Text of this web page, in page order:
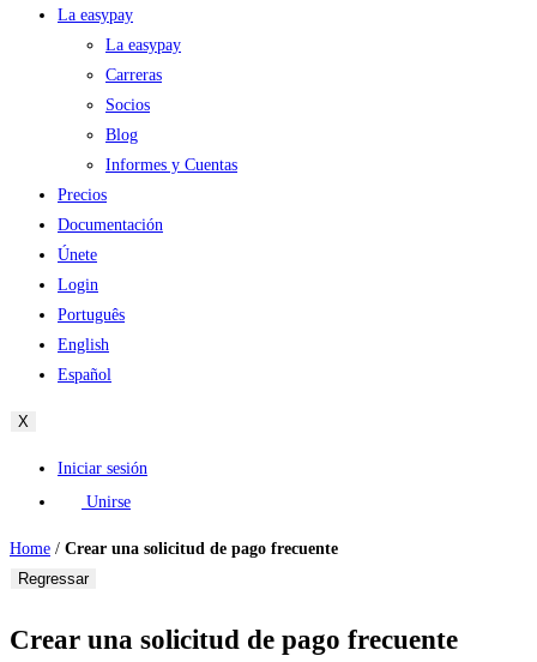
La easypay
La easypay
Carreras
Socios
Blog
Informes y Cuentas
Precios
Documentación
Únete
Login
Português
English
Español
X
Iniciar sesión
Unirse
Home / Crear una solicitud de pago frecuente
Regressar
Crear una solicitud de pago frecuente